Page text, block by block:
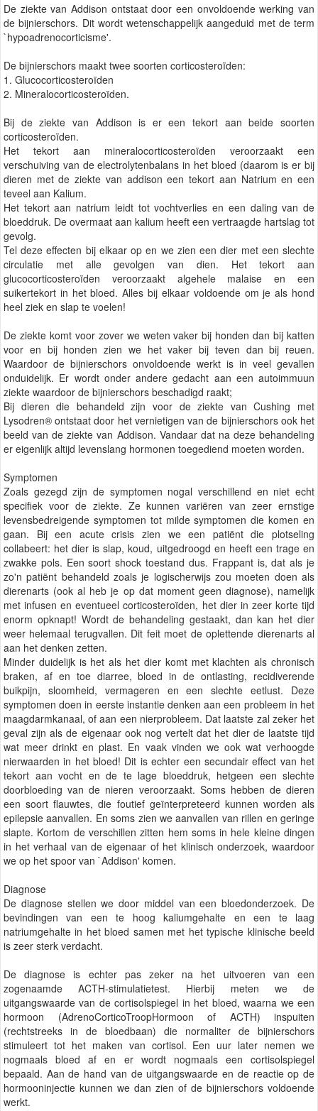
De ziekte van Addison ontstaat door een onvoldoende werking van
de bijnierschors. Dit wordt wetenschappelijk aangeduid met de term
`hypoadrenocorticisme'.
De bijnierschors maakt twee soorten corticosteroïden:
1. Glucocorticosteroïden
2. Mineralocorticosteroïden.
Bij de ziekte van Addison is er een tekort aan beide soorten
corticosteroïden.
Het tekort aan mineralocorticosteroïden veroorzaakt een
verschuiving van de electrolytenbalans in het bloed (daarom is er bij
dieren met de ziekte van addison een tekort aan Natrium en een
teveel aan Kalium.
Het tekort aan natrium leidt tot vochtverlies en een daling van de
bloeddruk. De overmaat aan kalium heeft een vertraagde hartslag tot
gevolg.
Tel deze effecten bij elkaar op en we zien een dier met een slechte
circulatie met alle gevolgen van dien. Het tekort aan
glucocorticosteroïden veroorzaakt algehele malaise en een
suikertekort in het bloed. Alles bij elkaar voldoende om je als hond
heel ziek en slap te voelen!
De ziekte komt voor zover we weten vaker bij honden dan bij katten
voor en bij honden zien we het vaker bij teven dan bij reuen.
Waardoor de bijnierschors onvoldoende werkt is in veel gevallen
onduidelijk. Er wordt onder andere gedacht aan een autoimmuun
ziekte waardoor de bijnierschors beschadigd raakt;
Bij dieren die behandeld zijn voor de ziekte van Cushing met
Lysodren® ontstaat door het vernietigen van de bijnierschors ook het
beeld van de ziekte van Addison. Vandaar dat na deze behandeling
er eigenlijk altijd levenslang hormonen toegediend moeten worden.
Symptomen
Zoals gezegd zijn de symptomen nogal verschillend en niet echt
specifiek voor de ziekte. Ze kunnen variëren van zeer ernstige
levensbedreigende symptomen tot milde symptomen die komen en
gaan. Bij een acute crisis zien we een patiënt die plotseling
collabeert: het dier is slap, koud, uitgedroogd en heeft een trage en
zwakke pols. Een soort shock toestand dus. Frappant is, dat als je
zo'n patiënt behandeld zoals je logischerwijs zou moeten doen als
dierenarts (ook al heb je op dat moment geen diagnose), namelijk
met infusen en eventueel corticosteroïden, het dier in zeer korte tijd
enorm opknapt! Wordt de behandeling gestaakt, dan kan het dier
weer helemaal terugvallen. Dit feit moet de oplettende dierenarts al
aan het denken zetten.
Minder duidelijk is het als het dier komt met klachten als chronisch
braken, af en toe diarree, bloed in de ontlasting, recidiverende
buikpijn, sloomheid, vermageren en een slechte eetlust. Deze
symptomen doen in eerste instantie denken aan een probleem in het
maagdarmkanaal, of aan een nierprobleem. Dat laatste zal zeker het
geval zijn als de eigenaar ook nog vertelt dat het dier de laatste tijd
wat meer drinkt en plast. En vaak vinden we ook wat verhoogde
nierwaarden in het bloed! Dit is echter een secundair effect van het
tekort aan vocht en de te lage bloeddruk, hetgeen een slechte
doorbloeding van de nieren veroorzaakt. Soms hebben de dieren
een soort flauwtes, die foutief geïnterpreteerd kunnen worden als
epilepsie aanvallen. En soms zien we aanvallen van rillen en geringe
slapte. Kortom de verschillen zitten hem soms in hele kleine dingen
in het verhaal van de eigenaar of het klinisch onderzoek, waardoor
we op het spoor van `Addison' komen.
Diagnose
De diagnose stellen we door middel van een bloedonderzoek. De
bevindingen van een te hoog kaliumgehalte en een te laag
natriumgehalte in het bloed samen met het typische klinische beeld
is zeer sterk verdacht.
De diagnose is echter pas zeker na het uitvoeren van een
zogenaamde ACTH-stimulatietest. Hierbij meten we de
uitgangswaarde van de cortisolspiegel in het bloed, waarna we een
hormoon (AdrenoCorticoTroopHormoon of ACTH) inspuiten
(rechtstreeks in de bloedbaan) die normaliter de bijnierschors
stimuleert tot het maken van cortisol. Een uur later nemen we
nogmaals bloed af en er wordt nogmaals een cortisolspiegel
bepaald. Aan de hand van de uitgangswaarde en de reactie op de
hormooninjectie kunnen we dan zien of de bijnierschors voldoende
werkt.